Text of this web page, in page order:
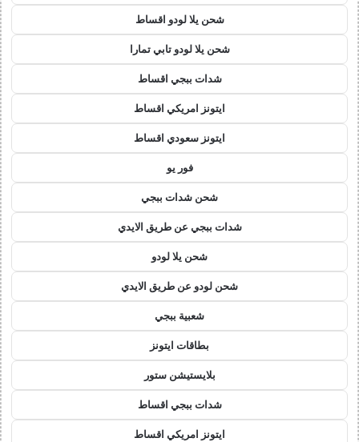
شحن يلا لودو اقساط
شحن يلا لودو تابي تمارا
شدات ببجي اقساط
ايتونز امريكي اقساط
ايتونز سعودي اقساط
فور يو
شحن شدات ببجي
شدات ببجي عن طريق الايدي
شحن يلا لودو
شحن لودو عن طريق الايدي
شعبية ببجي
بطاقات ايتونز
بلايستيشن ستور
شدات ببجي اقساط
ايتونز امريكي اقساط